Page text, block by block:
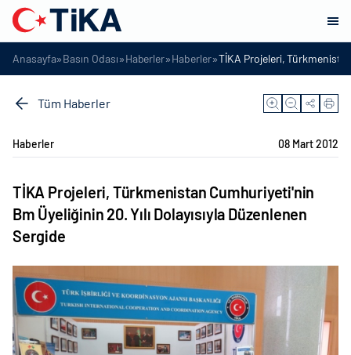
Anasayfa»Basın Odası»Haberler»Haberler»TİKA Projeleri,
Tüm Haberler
Haberler 08 Mart 2012
TİKA Projeleri, Türkmenistan Cumhuriyeti'nin
Bm Üyeliğinin 20. Yılı Dolayısıyla Düzenlenen
Sergide